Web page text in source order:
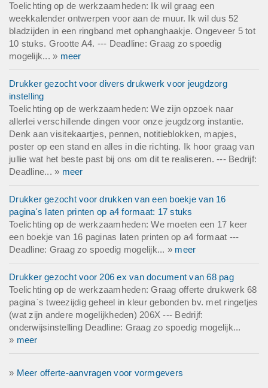
Toelichting op de werkzaamheden: Ik wil graag een
weekkalender ontwerpen voor aan de muur. Ik wil dus 52
bladzijden in een ringband met ophanghaakje. Ongeveer 5 tot
10 stuks. Grootte A4. --- Deadline: Graag zo spoedig
mogelijk... » meer
Drukker gezocht voor divers drukwerk voor jeugdzorg
instelling
Toelichting op de werkzaamheden: We zijn opzoek naar
allerlei verschillende dingen voor onze jeugdzorg instantie.
Denk aan visitekaartjes, pennen, notitieblokken, mapjes,
poster op een stand en alles in die richting. Ik hoor graag van
jullie wat het beste past bij ons om dit te realiseren. --- Bedrijf:
Deadline... » meer
Drukker gezocht voor drukken van een boekje van 16
pagina's laten printen op a4 formaat: 17 stuks
Toelichting op de werkzaamheden: We moeten een 17 keer
een boekje van 16 paginas laten printen op a4 formaat ---
Deadline: Graag zo spoedig mogelijk... » meer
Drukker gezocht voor 206 ex van document van 68 pag
Toelichting op de werkzaamheden: Graag offerte drukwerk 68
pagina`s tweezijdig geheel in kleur gebonden bv. met ringetjes
(wat zijn andere mogelijkheden) 206X --- Bedrijf:
onderwijsinstelling Deadline: Graag zo spoedig mogelijk...
» meer
» Meer offerte-aanvragen voor vormgevers